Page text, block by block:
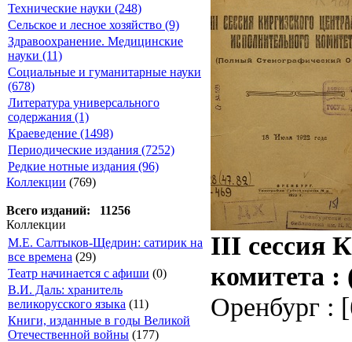
Технические науки (248)
Сельское и лесное хозяйство (9)
Здравоохранение. Медицинские
науки (11)
Социальные и гуманитарные науки
(678)
Литература универсального
содержания (1)
Краеведение (1498)
Периодические издания (7252)
Редкие нотные издания (96)
Коллекции (769)
Всего изданий: 11256
Коллекции
М.Е. Салтыков-Щедрин: сатирик на
все времена (29)
Театр начинается с афиши (0)
В.И. Даль: хранитель
великорусского языка (11)
Книги, изданные в годы Великой
Отечественной войны (177)
III сессия
комитета :
Оренбург :